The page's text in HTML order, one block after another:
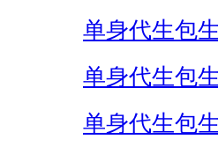
单身代生包
单身代生包
单身代生包